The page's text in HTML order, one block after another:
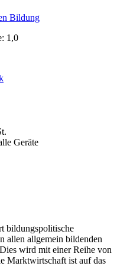
1,0
Geräte
bildungspolitische
allen allgemein bildenden
wird mit einer Reihe von
Marktwirtschaft ist auf das